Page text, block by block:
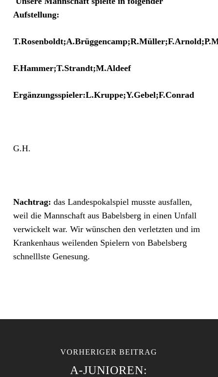
Aufstellung:
F.Hammer;T.Strandt;M.Aldeef
Ergänzungsspieler:L.Kruppe;Y.Gebel;F.Conrad
G.H.
Nachtrag: das Landespokalspiel musste ausfallen,
weil die Mannschaft aus Babelsberg in einen Unfall
verwickelt war. Wir wünschen den verletzten und im
Krankenhaus weilenden Spielern von Babelsberg
schnelllste Genesung.
VORHERIGER BEITRAG
A-JUNIOREN: